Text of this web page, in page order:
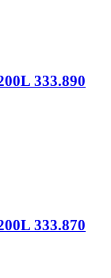
333.890
333.870